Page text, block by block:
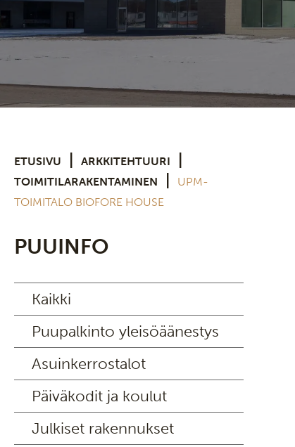
ETUSIVU ARKKITEHTUURI
TOIMITILARAKENTAMINEN
UPM-
TOIMITALO BIOFORE HOUSE
PUUINFO
Kaikki
Puupalkinto yleisöäänestys
Asuinkerrostalot
Päiväkodit ja koulut
Julkiset rakennukset